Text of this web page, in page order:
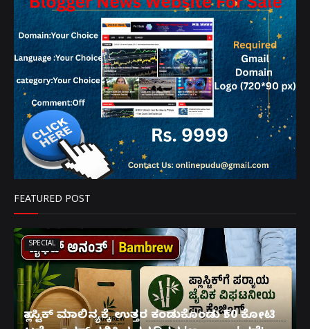
FEATURED POST
SPECIAL
ಪ್ಲಾಸ್ಟಿಕ್ ಮಾಲಿನ್ಯಕ್ಕೆ ಉತ್ತರ ಕಂಡುಕೊಂಡು ₹50 ಕೋಟಿ